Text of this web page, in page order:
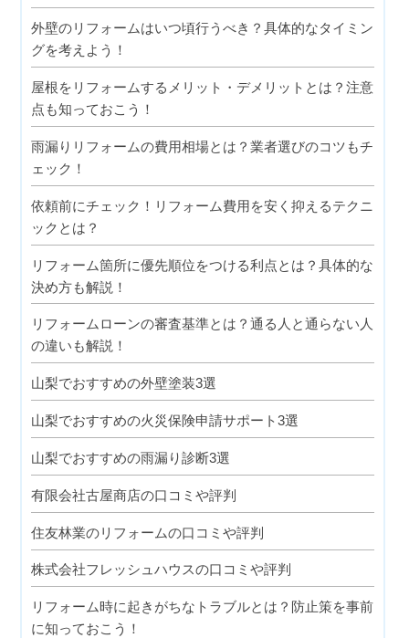
外壁のリフォームはいつ頃行うべき？具体的なタイミン
グを考えよう！
屋根をリフォームするメリット・デメリットとは？注意
点も知っておこう！
雨漏りリフォームの費用相場とは？業者選びのコツもチ
ェック！
依頼前にチェック！リフォーム費用を安く抑えるテクニ
ックとは？
リフォーム箇所に優先順位をつける利点とは？具体的な
決め方も解説！
リフォームローンの審査基準とは？通る人と通らない人
の違いも解説！
山梨でおすすめの外壁塗装3選
山梨でおすすめの火災保険申請サポート3選
山梨でおすすめの雨漏り診断3選
有限会社古屋商店の口コミや評判
住友林業のリフォームの口コミや評判
株式会社フレッシュハウスの口コミや評判
リフォーム時に起きがちなトラブルとは？防止策を事前
に知っておこう！